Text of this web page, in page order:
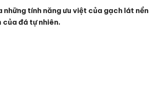
tính năng ưu việt của gạch lát
của đá tự nhiên.